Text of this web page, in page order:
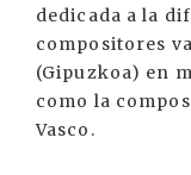
dedicada a la
compositores
(Gipuzkoa) en
como la
Vasco.